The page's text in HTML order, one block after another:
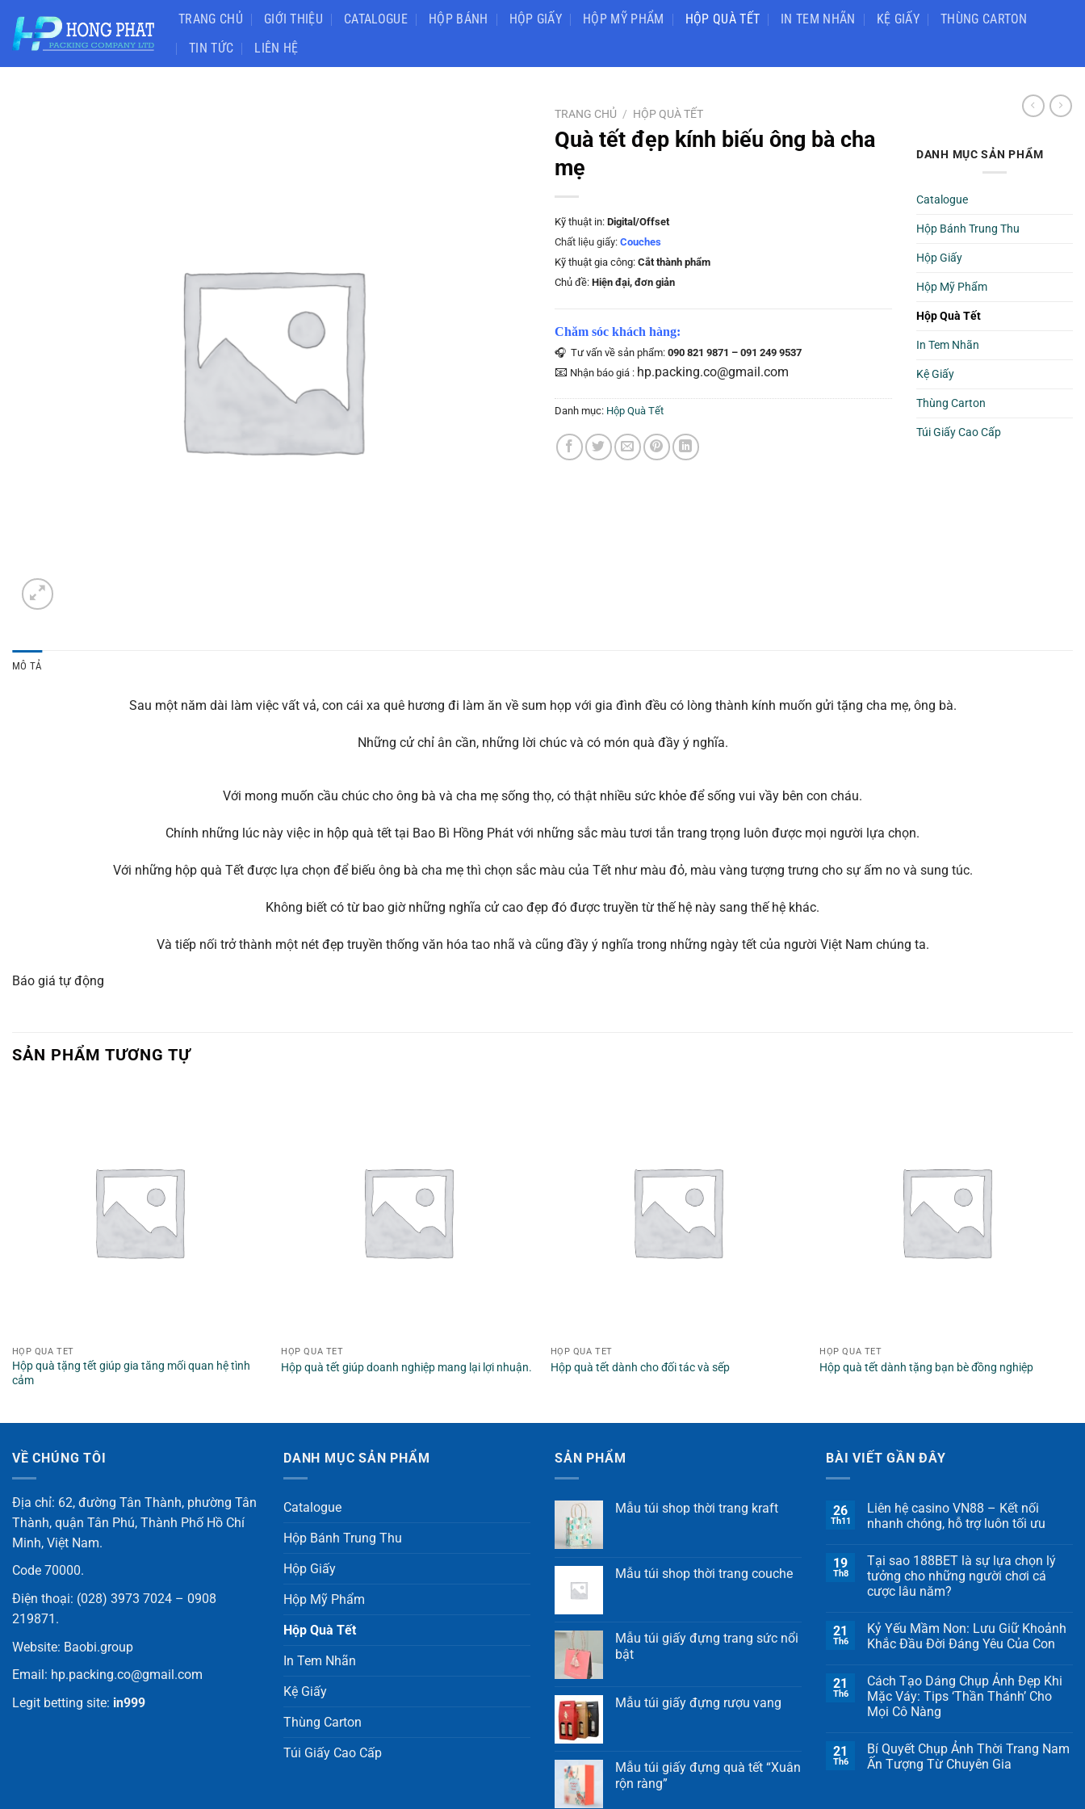
đến
nội
dung
TRANG CHỦ GIỚI THIỆU CATALOGUE HỘP BÁNH HỘP GIẤY HỘP MỸ PHẨM HỘP QUÀ TẾT IN TEM NHÃN KỆ GIẤY
THÙNG CARTON
TIN TỨC
LIÊN HỆ
TRANG CHỦ / HỘP QUÀ TẾT
Quà tết đẹp kính biếu ông bà cha
mẹ
Kỹ thuật in: Digital/Offset
Chất liệu giấy: Couches
Kỹ thuật gia công: Cắt thành phẩm
Chủ đề: Hiện đại, đơn giản
Chăm sóc khách hàng:
🎧 Tư vấn về sản phẩm: 090 821 9871 – 091 249 9537
📧 Nhận báo giá : hp.packing.co@gmail.com
Danh mục: Hộp Quà Tết
DANH MỤC SẢN PHẨM
Catalogue
Hộp Bánh Trung Thu
Hộp Giấy
Hộp Mỹ Phẩm
Hộp Quà Tết
In Tem Nhãn
Kệ Giấy
Thùng Carton
Túi Giấy Cao Cấp
MÔ TẢ
Sau một năm dài làm việc vất vả, con cái xa quê hương đi làm ăn về sum họp với gia đình đều có lòng thành kính muốn gửi tặng cha mẹ, ông bà.
Những cử chỉ ân cần, những lời chúc và có món quà đầy ý nghĩa.
Với mong muốn cầu chúc cho ông bà và cha mẹ sống thọ, có thật nhiều sức khỏe để sống vui vầy bên con cháu.
Chính những lúc này việc in hộp quà tết tại Bao Bì Hồng Phát với những sắc màu tươi tắn trang trọng luôn được mọi người lựa chọn.
Với những hộp quà Tết được lựa chọn để biếu ông bà cha mẹ thì chọn sắc màu của Tết như màu đỏ, màu vàng tượng trưng cho sự ấm no và sung túc.
Không biết có từ bao giờ những nghĩa cử cao đẹp đó được truyền từ thế hệ này sang thế hệ khác.
Và tiếp nối trở thành một nét đẹp truyền thống văn hóa tao nhã và cũng đầy ý nghĩa trong những ngày tết của người Việt Nam chúng ta.
Báo giá tự động
SẢN PHẨM TƯƠNG TỰ
HỘP QUÀ TẾT
Hộp quà tặng tết giúp gia tăng mối quan hệ tình
cảm
HỘP QUÀ TẾT
Hộp quà tết giúp doanh nghiệp mang lại lợi nhuận.
HỘP QUÀ TẾT
Hộp quà tết dành cho đối tác và sếp
HỘP QUÀ TẾT
Hộp quà tết dành tặng bạn bè đồng nghiệp
VỀ CHÚNG TÔI
Địa chỉ: 62, đường Tân Thành, phường Tân
Thành, quận Tân Phú, Thành Phố Hồ Chí
Minh, Việt Nam.
Code 70000.
Điện thoại: (028) 3973 7024 – 0908
219871 .
Website: Baobi.group
Email: hp.packing.co@gmail.com
Legit betting site: in999
DANH MỤC SẢN PHẨM
Catalogue
Hộp Bánh Trung Thu
Hộp Giấy
Hộp Mỹ Phẩm
Hộp Quà Tết
In Tem Nhãn
Kệ Giấy
Thùng Carton
Túi Giấy Cao Cấp
SẢN PHẨM
Mẫu túi shop thời trang kraft
Mẫu túi shop thời trang couche
Mẫu túi giấy đựng trang sức nổi
bật
Mẫu túi giấy đựng rượu vang
Mẫu túi giấy đựng quà tết “Xuân
rộn ràng”
BÀI VIẾT GẦN ĐÂY
26
Th11
Liên hệ casino VN88 – Kết nối
nhanh chóng, hỗ trợ luôn tối ưu
19
Th8
Tại sao 188BET là sự lựa chọn lý
tưởng cho những người chơi cá
cược lâu năm?
21
Th6
Kỷ Yếu Mầm Non: Lưu Giữ Khoảnh
Khắc Đầu Đời Đáng Yêu Của Con
21
Th6
Cách Tạo Dáng Chụp Ảnh Đẹp Khi
Mặc Váy: Tips ‘Thần Thánh’ Cho
Mọi Cô Nàng
21
Th6
Bí Quyết Chụp Ảnh Thời Trang Nam
Ấn Tượng Từ Chuyên Gia